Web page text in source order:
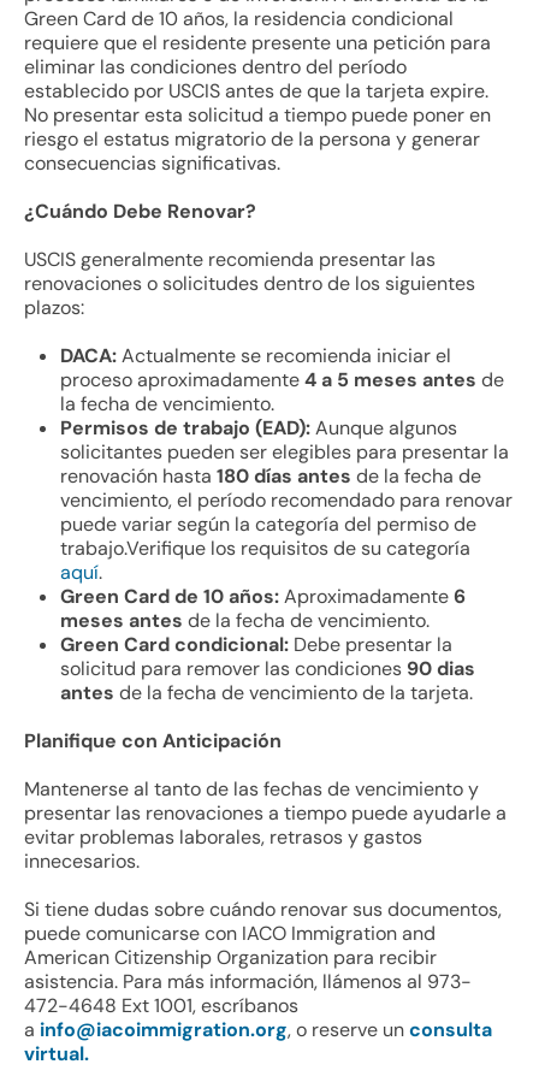
Green Card de 10 años, la residencia condicional
requiere que el residente presente una petición para
eliminar las condiciones dentro del período
establecido por USCIS antes de que la tarjeta expire.
No presentar esta solicitud a tiempo puede poner en
riesgo el estatus migratorio de la persona y generar
consecuencias significativas.
¿Cuándo Debe Renovar?
USCIS generalmente recomienda presentar las
renovaciones o solicitudes dentro de los siguientes
plazos:
DACA:Actualmente se recomienda iniciar el
proceso aproximadamente4 a 5 meses antes de
la fecha de vencimiento.
Permisos de trabajo (EAD):Aunque algunos
solicitantes pueden ser elegibles para presentar la
renovación hasta 180 días antes de la fecha de
vencimiento, el período recomendado para renovar
puede variar según la categoría del permiso de
trabajo.Verifique los requisitos de su categoría
aquí.
Green Card de 10 años:Aproximadamente6
meses antes de la fecha de vencimiento.
Green Card condicional: Debe presentar la
solicitud para remover las condiciones 90 dias
antes de la fecha de vencimiento de la tarjeta.
Planifique con Anticipación
Mantenerse al tanto de las fechas de vencimiento y
presentar las renovaciones a tiempo puede ayudarle a
evitar problemas laborales, retrasos y gastos
innecesarios.
Si tiene dudas sobre cuándo renovar sus documentos,
puede comunicarse con IACO Immigration and
American Citizenship Organization para recibir
asistencia. Para más información, llámenos al 973-
472-4648 Ext 1001, escríbanos
a info@iacoimmigration.org, o reserve unconsulta
virtual.